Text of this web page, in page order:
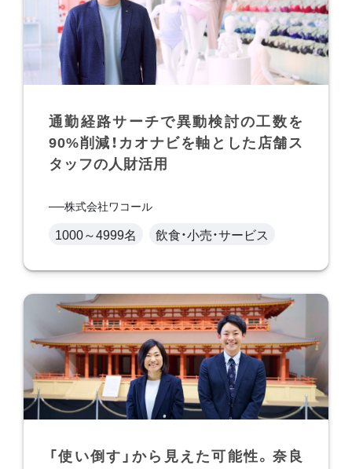
通勤経路サーチで異動検討の工数を
90%削減！カオナビを軸とした店舗ス
タッフの人財活用
株式会社ワコール
1000～4999名 飲食・小売・サービス
「使い倒す」から見えた可能性。奈良